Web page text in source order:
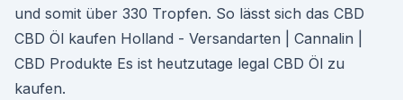
und somit über 330 Tropfen. So lässt sich das CBD
CBD Öl kaufen Holland - Versandarten | Cannalin |
CBD Produkte Es ist heutzutage legal CBD Öl zu
kaufen.